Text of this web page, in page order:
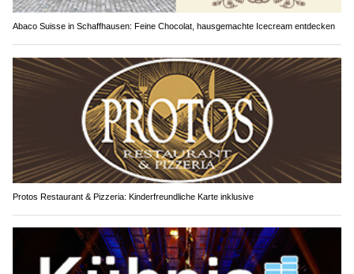
Abaco Suisse in Schaffhausen: Feine Chocolat, hausgemachte Icecream entdecken
Protos Restaurant & Pizzeria: Kinderfreundliche Karte inklusive